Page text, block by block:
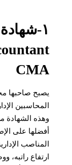
CMA
يصبح صاحبها
وهذه الشهادة
أفضلها على
المناصب
ارتفاع راتبه،